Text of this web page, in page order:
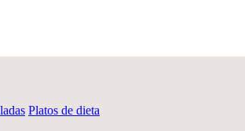
Platos de dieta